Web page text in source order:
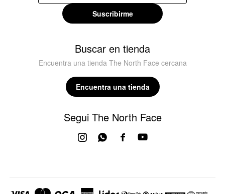
Suscribirme
Buscar en tienda
Encuentra una tienda The North Face cercana
Encuentra una tienda
Segui The North Face
 
 